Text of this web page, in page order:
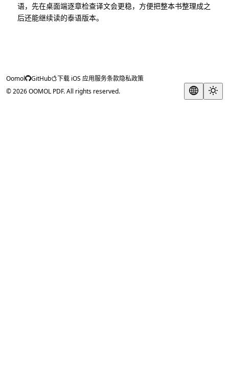
语，先在桌面端逐章检查译文会更稳，方便把整本书整理成之
后还能继续读的泰语版本。
Oomol GitHub 下载 iOS 应用服务条款隐私政策
© 2026 OOMOL PDF. All rights reserved.